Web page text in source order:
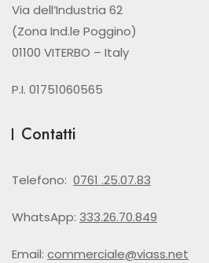
Via dell’Industria 62
(Zona Ind.le Poggino)
01100 VITERBO – Italy
P.I. 01751060565
Contatti
Telefono: 0761 .25.07.83
WhatsApp: 333.26.70.849
Email: commerciale@viass.net